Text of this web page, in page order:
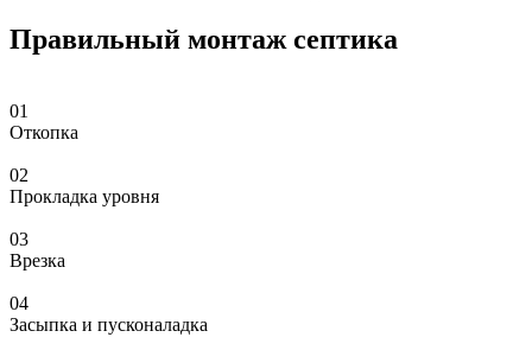
Правильный монтаж септика
01
Откопка
02
Прокладка уровня
03
Врезка
04
Засыпка и пусконаладка